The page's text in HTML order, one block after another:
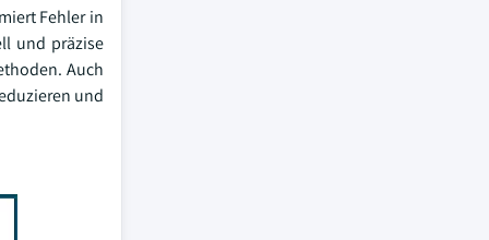
Fehler in
und präzise
Auch
und